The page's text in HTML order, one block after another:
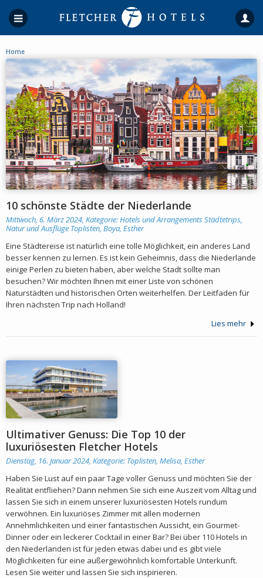
Home
10 schönste Städte der Niederlande
Mittwoch, 6. März 2024, Kategorie:Hotels und ArrangementsStädtetrips,
Natur und Ausflüge Toplisten, Boya, Esther
Eine Städtereise ist natürlich eine tolle Möglichkeit, ein anderes Land
besser kennen zu lernen. Es ist kein Geheimnis, dass die Niederlande
einige Perlen zu bieten haben, aber welche Stadt sollte man
besuchen? Wir möchten Ihnen mit einer Liste von schönen
Naturstädten und historischen Orten weiterhelfen. Der Leitfaden für
Ihren nächsten Trip nach Holland!
Lies mehr
Ultimativer Genuss: Die Top 10 der
luxuriösesten Fletcher Hotels
Dienstag, 16. Januar 2024, Kategorie: Toplisten, Melisa, Esther
Haben Sie Lust auf ein paar Tage voller Genuss und möchten Sie der
Realität entfliehen? Dann nehmen Sie sich eine Auszeit vom Alltag und
lassen Sie sich in einem unserer luxuriösesten Hotels rundum
verwöhnen. Ein luxuriöses Zimmer mit allen modernen
Annehmlichkeiten und einer fantastischen Aussicht, ein Gourmet-
Dinner oder ein leckerer Cocktail in einer Bar? Bei über 110 Hotels in
den Niederlanden ist für jeden etwas dabei und es gibt viele
Möglichkeiten für eine außergewöhnlich komfortable Unterkunft.
Lesen Sie weiter und lassen Sie sich inspirieren.